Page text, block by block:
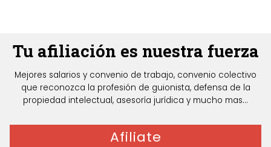
Tu afiliación es nuestra fuerza
Mejores salarios y convenio de trabajo, convenio colectivo
que reconozca la profesión de guionista, defensa de la
propiedad intelectual, asesoría jurídica y mucho mas...
Afiliate